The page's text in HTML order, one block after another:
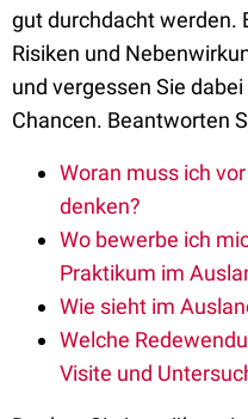
gut durchdacht werden.
Risiken und
und vergessen Sie
Chancen. Beantworten
Woran muss ich
denken?
Wo bewerbe ich
Praktikum im
Wie sieht im
Welche
Visite und